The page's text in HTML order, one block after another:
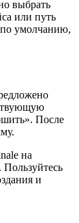
выбрать
или путь
по умолчанию,
После
на
и